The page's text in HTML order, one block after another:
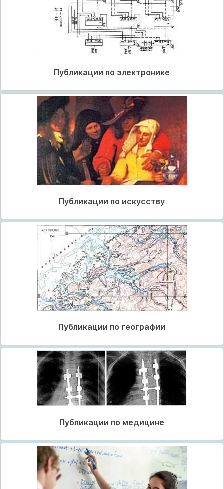
Публикации по электронике
Публикации по искусству
Публикации по географии
Публикации по медицине